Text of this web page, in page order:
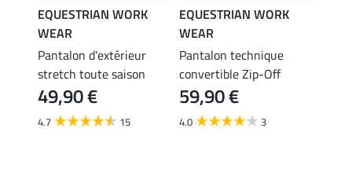
EQUESTRIAN WORK
WEAR
Pantalon d'extérieur
stretch toute saison
49,90 €
4.7 15
EQUESTRIAN WORK
WEAR
Pantalon technique
convertible Zip-Off
59,90 €
4.0 3